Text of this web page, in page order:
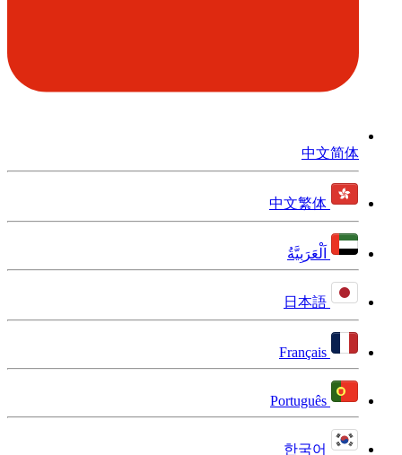
中文简体
中文繁体
اَلْعَرَبِيَّةُ
日本語
Français
Português
한국어